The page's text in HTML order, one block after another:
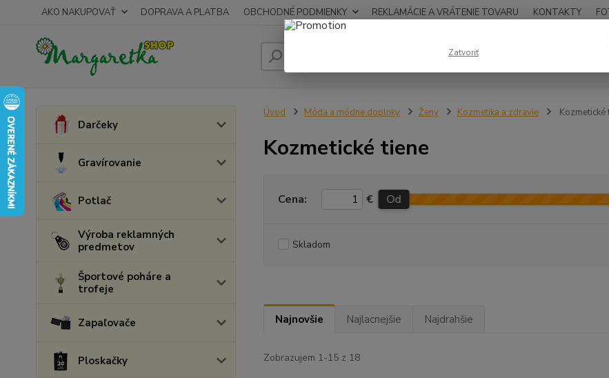
AKO NAKUPOVAŤ DOPRAVA A PLATBA OBCHODNÉ PODMIENKY REKLAMÁCIE A VRÁTENIE TOVARU KONTAKTY
Hľadať
Darčeky
Gravírovanie
Potlač
Výroba reklamných
predmetov
Športové poháre a
trofeje
Zapaľovače
Ploskačky
Úvod Móda a módne doplnky Ženy Kozmetika a zdravie Kozmetické
Kozmetické tiene
Cena: € Od
Skladom
Najnovšie Najlacnejšie Najdrahšie
Zobrazujem 1-15 z 18
Zatvoriť